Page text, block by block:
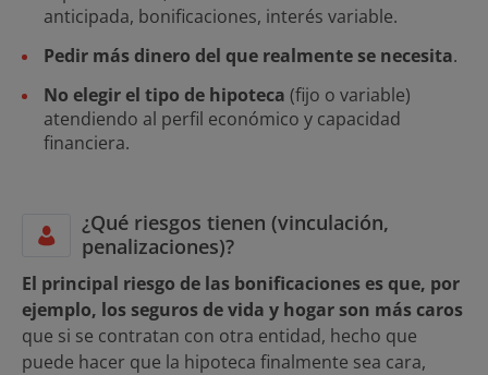
anticipada, bonificaciones, interés variable.
Pedir más dinero del que realmente se necesita.
No elegir el tipo de hipoteca (fijo o variable)
atendiendo al perfil económico y capacidad
financiera.
¿Qué riesgos tienen (vinculación,
penalizaciones)?
El principal riesgo de las bonificaciones es que, por
ejemplo, los seguros de vida y hogar son más caros
que si se contratan con otra entidad, hecho que
puede hacer que la hipoteca finalmente sea cara,